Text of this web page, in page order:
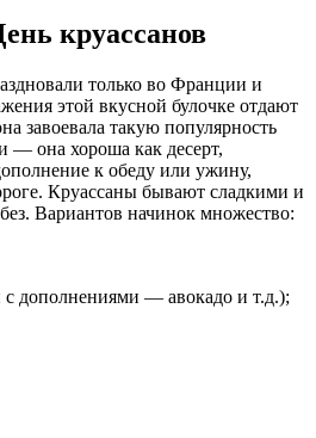
круассанов
только во Франции и
этой вкусной булочке отдают
завоевала такую популярность
— она хороша как десерт,
к обеду или ужину,
Круассаны бывают сладкими и
Вариантов начинок множество:
с дополнениями — авокадо и т.д.);